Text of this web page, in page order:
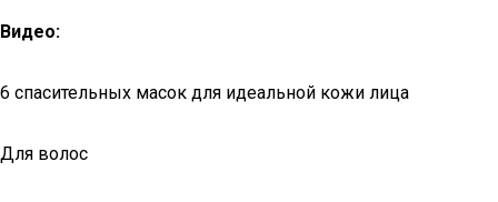
Видео:
6 спасительных масок для идеальной кожи лица
Для волос